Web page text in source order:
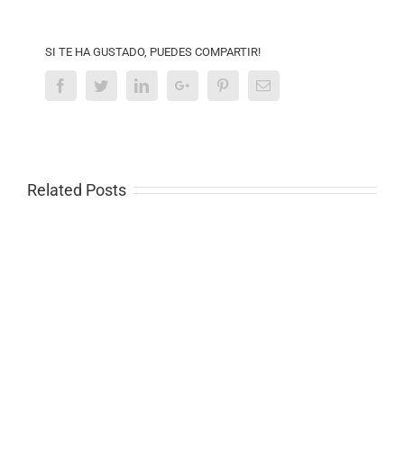
SI TE HA GUSTADO, PUEDES COMPARTIR!
FacebookTwitter LinkedinGoogle+Pinterest
Related Posts